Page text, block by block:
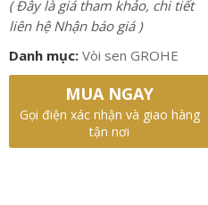
( Đây là giá tham khảo, chi tiết
liên hệ Nhận báo giá )
Danh mục: Vòi sen GROHE
MUA NGAY
Gọi điện xác nhận và giao hàng
tận nơi